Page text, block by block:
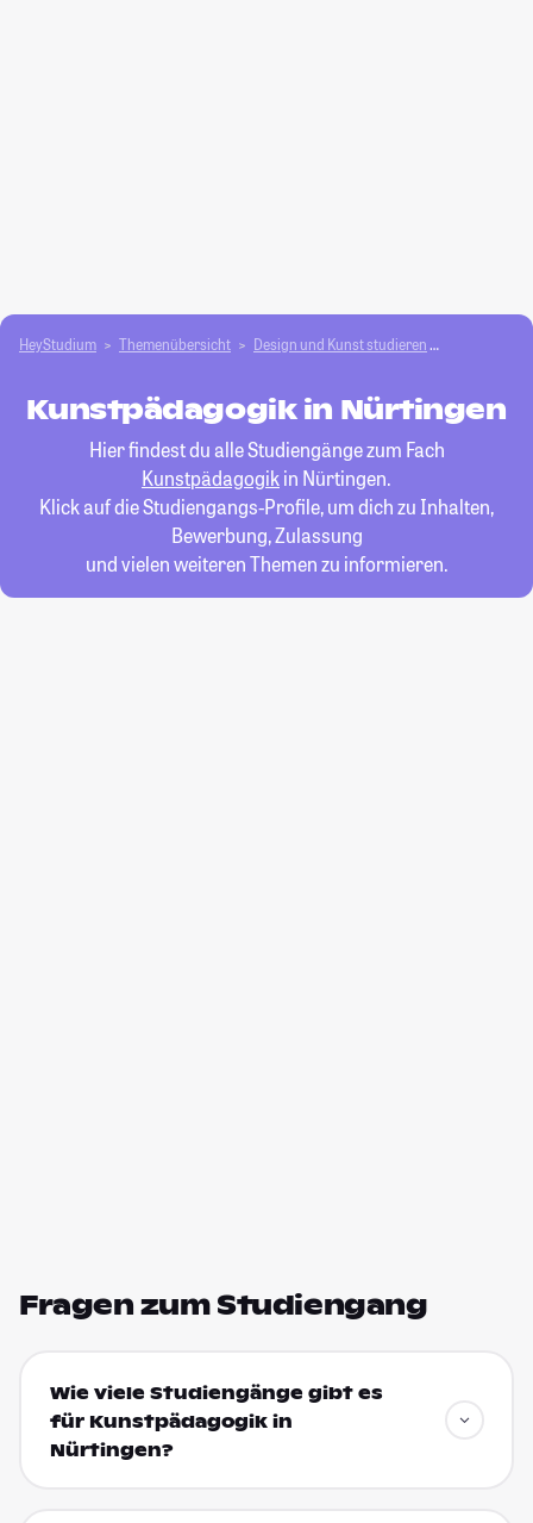
HeyStudium Themenübersicht Design und Kunst studieren
Kunstpädagogik in Nürtingen
Hier findest du alle Studiengänge zum Fach
Kunstpädagogikin Nürtingen.
Klick auf die Studiengangs-Profile, um dich zu Inhalten,
Bewerbung, Zulassung
und vielen weiteren Themen zu informieren.
Fragen zum Studiengang
Wie viele Studiengänge gibt es
für Kunstpädagogik in
Nürtingen?